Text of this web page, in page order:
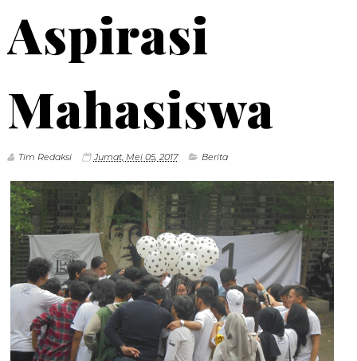
Aspirasi
Mahasiswa
Tim Redaksi Jumat, Mei 05, 2017 Berita